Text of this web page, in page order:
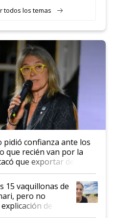
marcan un
en genética y
todos los temas
pidió confianza ante los
que recién van por la
que exportar dejó de
pocos": "Tenemos un
claro del gobierno
15 vaquillonas de
pero no
de
allí